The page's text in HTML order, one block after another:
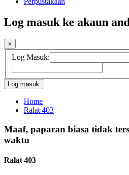
Log masuk ke akaun
×
Log Masuk:
Home
Ralat 403
Maaf, paparan biasa tidak
waktu
Ralat 403